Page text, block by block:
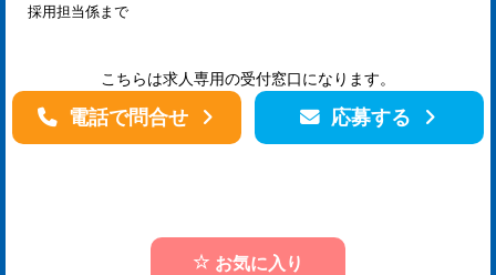
採用担当係まで
こちらは求人専用の受付窓口になります。
電話で問合せ 応募する
お気に入り